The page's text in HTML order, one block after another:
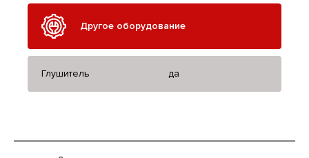
Другое оборудование
Глушитель да